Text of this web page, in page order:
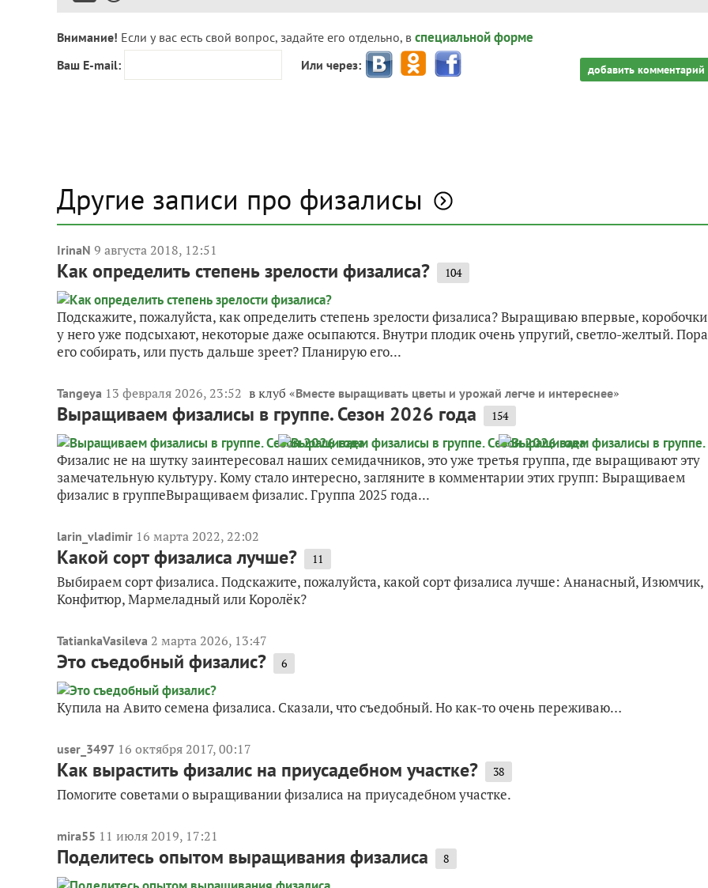
Внимание! Если у вас есть свой вопрос, задайте его отдельно, в специальной форме
Ваш E-mail: Или через: добавить комментарий
Другие записи про физалисы
IrinaN 9 августа 2018, 12:51
Как определить степень зрелости физалиса? 104
Подскажите, пожалуйста, как определить степень зрелости физалиса? Выращиваю впервые, коробочки
у него уже подсыхают, некоторые даже осыпаются. Внутри плодик очень упругий, светло-желтый. Пора
его собирать, или пусть дальше зреет? Планирую его...
Tangeya 13 февраля 2026, 23:52 в клуб «Вместе выращивать цветы и урожай легче и интереснее»
Выращиваем физалисы в группе. Сезон 2026 года 154
Физалис не на шутку заинтересовал наших семидачников, это уже третья группа, где выращивают эту
замечательную культуру. Кому стало интересно, загляните в комментарии этих групп: Выращиваем
физалис в группеВыращиваем физалис. Группа 2025 года...
larin_vladimir 16 марта 2022, 22:02
Какой сорт физалиса лучше? 11
Выбираем сорт физалиса. Подскажите, пожалуйста, какой сорт физалиса лучше: Ананасный, Изюмчик,
Конфитюр, Мармеладный или Королёк?
TatiankaVasileva 2 марта 2026, 13:47
Это съедобный физалис? 6
Купила на Авито семена физалиса. Сказали, что съедобный. Но как-то очень переживаю…
user_3497 16 октября 2017, 00:17
Как вырастить физалис на приусадебном участке? 38
Помогите советами о выращивании физалиса на приусадебном участке.
mira55 11 июля 2019, 17:21
Поделитесь опытом выращивания физалиса 8